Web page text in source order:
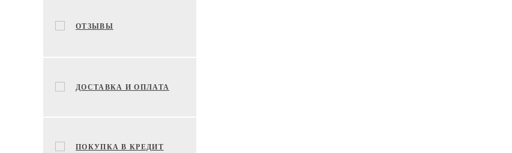
ОТЗЫВЫ
ДОСТАВКА И ОПЛАТА
ПОКУПКА В КРЕДИТ